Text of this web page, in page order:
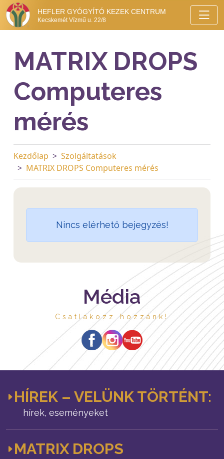
HEFLER GYÓGYÍTÓ KEZEK CENTRUM
Kecskemét Vízmű u. 22/8
MATRIX DROPS
Computeres
mérés
Kezdőlap
Szolgáltatások
MATRIX DROPS Computeres mérés
Nincs elérhető bejegyzés!
Média
Csatlakozz hozzánk!
HÍREK – VELÜNK TÖRTÉNT:
hírek, eseményeket
MATRIX DROPS